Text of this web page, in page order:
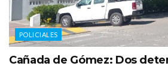
POLICIALES
Cañada de Gómez: Dos